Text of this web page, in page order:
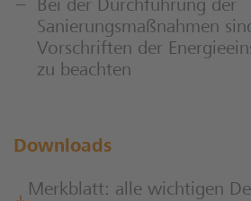
Bei der Durchführung der
Sanierungsmaßnahmen
Vorschriften der
zu beachten
Downloads
Merkblatt: alle wichtigen